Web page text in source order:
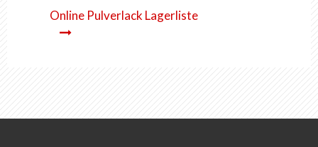
Online Pulverlack Lagerliste